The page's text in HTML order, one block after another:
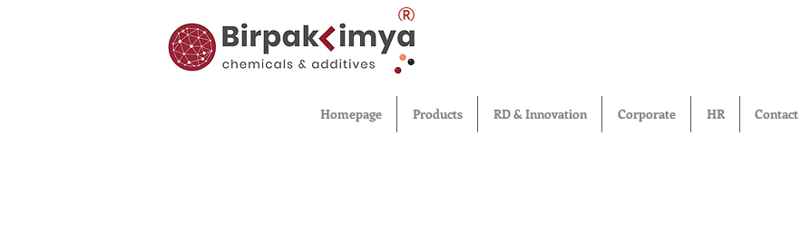
®
Homepage Products RD & Innovation Corporate HR Contact